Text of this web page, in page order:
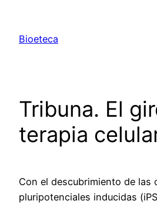
contenido
Bioeteca
Tribuna. El
terapia
Con el descubrimiento de las
pluripotenciales inducidas